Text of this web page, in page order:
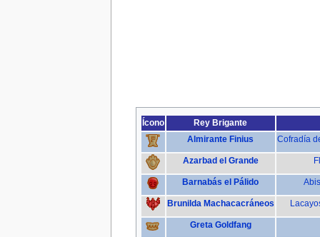
Ícono
Rey Brigante
Almirante Finius
Cofradía
Azarbad el Grande
Barnabás el Pálido
Brunilda Machacacráneos
Greta Goldfang